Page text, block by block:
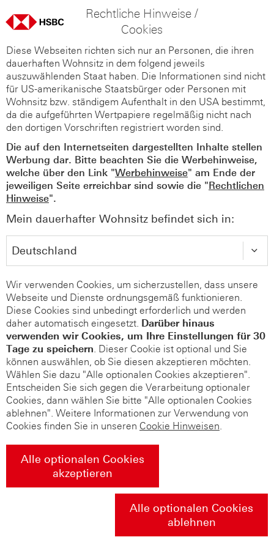
Rechtliche Hinweise /
Cookies
Diese Webseiten richten sich nur an Personen, die ihren
dauerhaften Wohnsitz in dem folgend jeweils
auszuwählenden Staat haben. Die Informationen sind nicht
für US-amerikanische Staatsbürger oder Personen mit
Wohnsitz bzw. ständigem Aufenthalt in den USA bestimmt,
da die aufgeführten Wertpapiere regelmäßig nicht nach
den dortigen Vorschriften registriert worden sind.
Die auf den Internetseiten dargestellten Inhalte stellen
Werbung dar. Bitte beachten Sie die Werbehinweise,
welche über den Link "Werbehinweise" am Ende der
jeweiligen Seite erreichbar sind sowie die "Rechtlichen
Hinweise".
Mein dauerhafter Wohnsitz befindet sich in:
Wir verwenden Cookies, um sicherzustellen, dass unsere
Webseite und Dienste ordnungsgemäß funktionieren.
Diese Cookies sind unbedingt erforderlich und werden
daher automatisch eingesetzt. Darüber hinaus
verwenden wir Cookies, um Ihre Einstellungen für 30
Tage zu speichern. Dieser Cookie ist optional und Sie
können auswählen, ob Sie diesen akzeptieren möchten.
Wählen Sie dazu "Alle optionalen Cookies akzeptieren".
Entscheiden Sie sich gegen die Verarbeitung optionaler
Cookies, dann wählen Sie bitte "Alle optionalen Cookies
ablehnen". Weitere Informationen zur Verwendung von
Cookies finden Sie in unseren Cookie Hinweisen.
Alle optionalen Cookies
akzeptieren
Alle optionalen Cookies
ablehnen